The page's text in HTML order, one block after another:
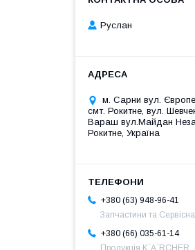
Руслан
м. Сарни вул.
смт. Рокитне, вул.
Вараш вул.Майдан
Рокитне, Україна
+380 (63) 948-96-41
Запчастини та
+380 (66) 035-61-14